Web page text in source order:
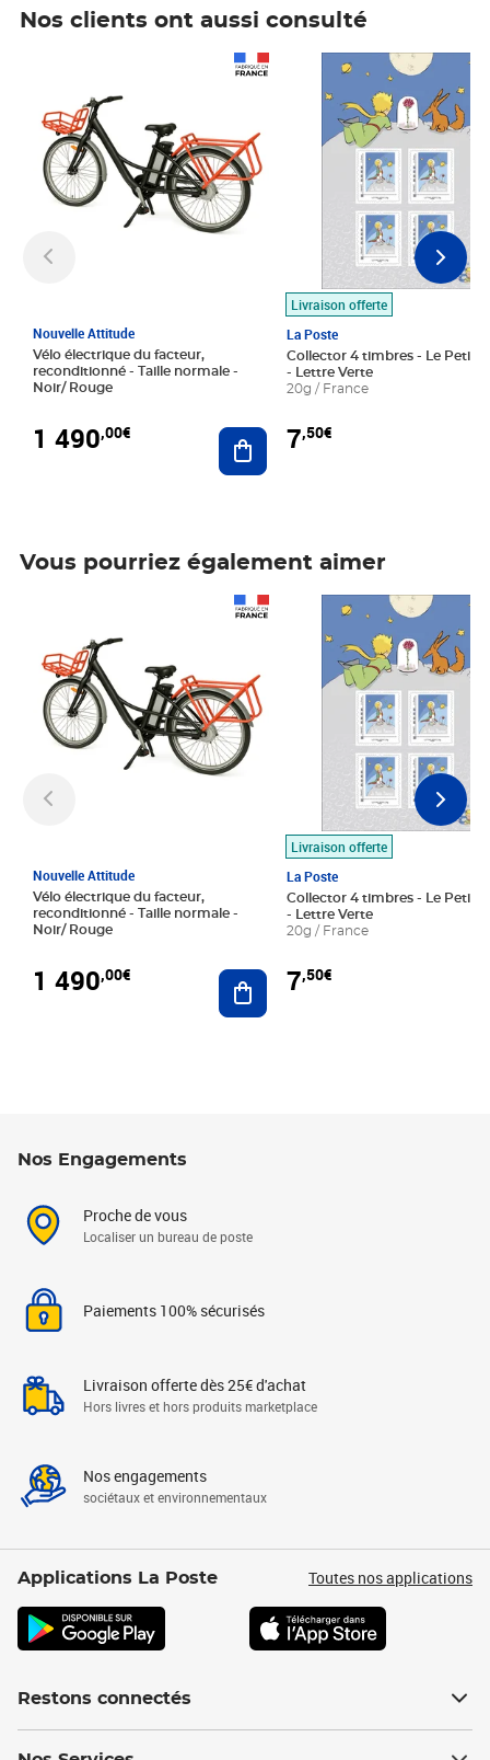
Nos clients ont aussi consulté
Nouvelle Attitude
Vélo électrique du facteur,
reconditionné - Taille normale -
Noir/ Rouge
1 490,00€ Ajouter au panier
Livraison offerte
La Poste
Collector 4 timbres - Le Petit
- Lettre Verte
20g / France
7,50€
Prix 7,50€
Vous pourriez également aimer
Nouvelle Attitude
Vélo électrique du facteur,
reconditionné - Taille normale -
Noir/ Rouge
1 490,00€ Ajouter au panier
Livraison offerte
La Poste
Collector 4 timbres - Le Petit
- Lettre Verte
20g / France
7,50€
Prix 7,50€
Nos Engagements
Proche de vous
Localiser un bureau de poste
Paiements 100% sécurisés
Livraison offerte dès 25€ d'achat
Hors livres et hors produits marketplace
Nos engagements
sociétaux et environnementaux
Applications La Poste Toutes nos applications
Restons connectés